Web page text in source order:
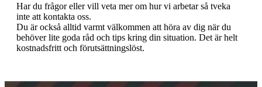
Har du frågor eller vill veta mer om hur vi arbetar så tveka
inte att kontakta oss.
Du är också alltid varmt välkommen att höra av dig när du
behöver lite goda råd och tips kring din situation. Det är helt
kostnadsfritt och förutsättningslöst.